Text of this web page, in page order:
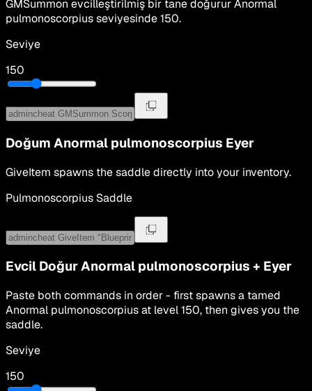
GMSummon evcilleştirilmiş bir tane doğururAnormal
pulmonoscorpiusseviyesinde150.
Seviye
150
Doğum Anormal pulmonoscorpius Eyer
GiveItem spawns the saddle directly into your inventory.
Pulmonoscorpius Saddle
Evcil DoğurAnormal pulmonoscorpius + Eyer
Paste both commands in order - first spawns a tamed
Anormal pulmonoscorpiusat level150, then gives you the
saddle.
Seviye
150